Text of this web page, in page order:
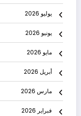
يوليو 2026
يونيو 2026
مايو 2026
أبريل 2026
مارس 2026
فبراير 2026